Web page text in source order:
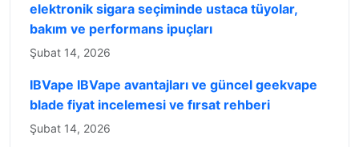
elektronik sigara seçiminde ustaca tüyolar,
bakım ve performans ipuçları
Şubat 14, 2026
IBVape IBVape avantajları ve güncel geekvape
blade fiyat incelemesi ve fırsat rehberi
Şubat 14, 2026